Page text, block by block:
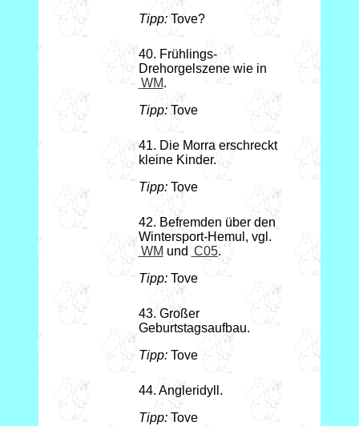
Tipp:Tove?
40. Frühlings-
Drehorgelszene wie in
WM.
Tipp:Tove
41. Die Morra erschreckt
kleine Kinder.
Tipp:Tove
42. Befremden über den
Wintersport-Hemul, vgl.
WM und C05.
Tipp:Tove
43. Großer
Geburtstagsaufbau.
Tipp:Tove
44. Angleridyll.
Tipp:Tove